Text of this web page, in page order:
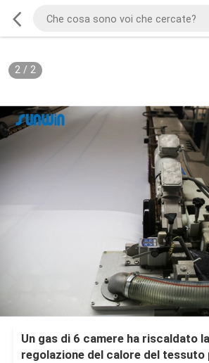
2/ 2
Un gas di 6 camere ha riscaldato
regolazione del calore del tessuto